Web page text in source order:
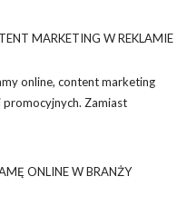
MARKETING W REKLAMIE
online, content marketing
promocyjnych. Zamiast
ONLINE W BRANŻY